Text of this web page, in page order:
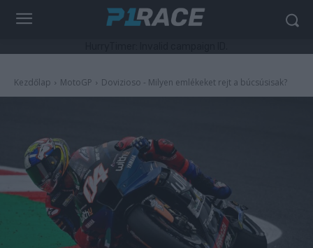
Kezdőlap MotoGP Dovizioso - Milyen emlékeket rejt a búcsúsisak?